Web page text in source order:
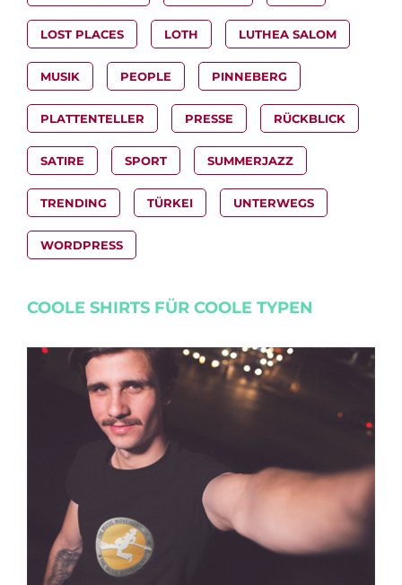
LOST PLACES LOTH LUTHEA SALOM
MUSIK PEOPLE PINNEBERG
PLATTENTELLER PRESSE RÜCKBLICK
SATIRE SPORT SUMMERJAZZ
TRENDING TÜRKEI UNTERWEGS
WORDPRESS
COOLE SHIRTS FÜR COOLE TYPEN